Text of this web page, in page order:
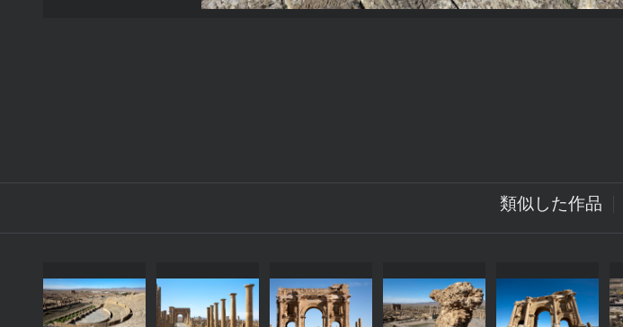
類似した作品